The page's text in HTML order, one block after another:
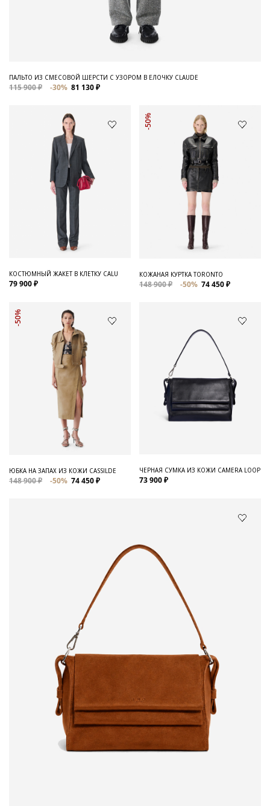
ПАЛЬТО ИЗ СМЕСОВОЙ ШЕРСТИ С УЗОРОМ В ЕЛОЧКУ CLAUDE
115 900 ₽ -30% 81 130 ₽
КОСТЮМНЫЙ ЖАКЕТ В КЛЕТКУ CALU
79 900 ₽
-50%
КОЖАНАЯ КУРТКА TORONTO
148 900 ₽ -50% 74 450 ₽
-50%
ЮБКА НА ЗАПАХ ИЗ КОЖИ CASSILDE
148 900 ₽ -50% 74 450 ₽
ЧЕРНАЯ СУМКА ИЗ КОЖИ CAMERA LOOP
73 900 ₽